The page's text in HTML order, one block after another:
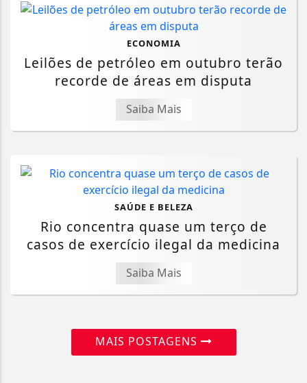
ECONOMIA
Leilões de petróleo em outubro terão
recorde de áreas em disputa
Saiba Mais
SAÚDE E BELEZA
Rio concentra quase um terço de
casos de exercício ilegal da medicina
Saiba Mais
MAIS POSTAGENS